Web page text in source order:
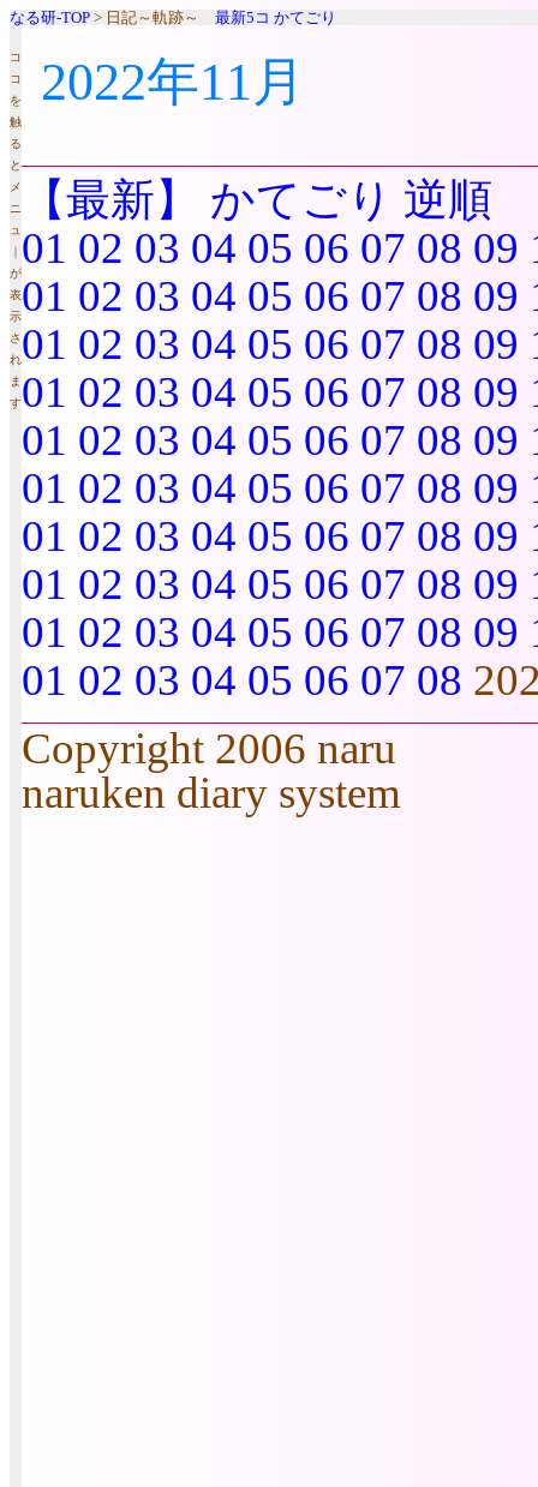
なる研-TOP > 日記～軌跡～ 最新5コ かてごり
コ
コ
を
触
る
と
メ
ニ
ュ
｜
が
表
示
さ
れ
ま
す
2022年11月
【最新】 かてごり 逆順
01 02 03 04 05 06 07 08 09
01 02 03 04 05 06 07 08 09
01 02 03 04 05 06 07 08 09
01 02 03 04 05 06 07 08 09
01 02 03 04 05 06 07 08 09
01 02 03 04 05 06 07 08 09
01 02 03 04 05 06 07 08 09
01 02 03 04 05 06 07 08 09
01 02 03 04 05 06 07 08 09
01 02 03 04 05 06 07 08
Copyright 2006 naru
naruken diary system